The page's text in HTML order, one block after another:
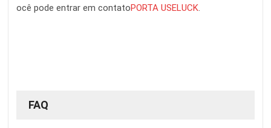
ocê pode entrar em contatoPORTA USELUCK.
FAQ